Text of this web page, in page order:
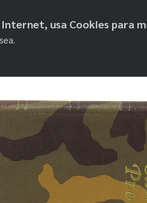
objetos de
usa Cookies para